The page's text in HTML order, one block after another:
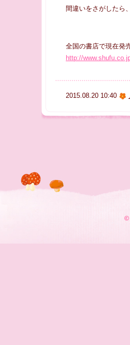
間違いをさがしたら
全国の書店で現在発
http://
2015.08.20 10:40